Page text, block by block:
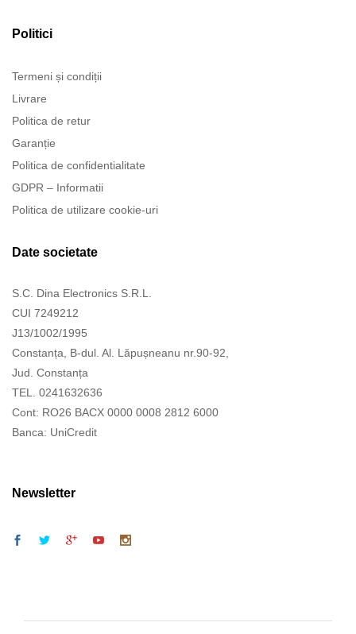
Politici
Termeni și condiții
Livrare
Politica de retur
Garanție
Politica de confidentialitate
GDPR – Informatii
Politica de utilizare cookie-uri
Date societate
S.C. Dina Electronics S.R.L.
CUI 7249212
J13/1002/1995
Constanța, B-dul. Al. Lăpușneanu nr.90-92,
Jud. Constanța
TEL. 0241632636
Cont: RO26 BACX 0000 0008 2812 6000
Banca: UniCredit
Newsletter